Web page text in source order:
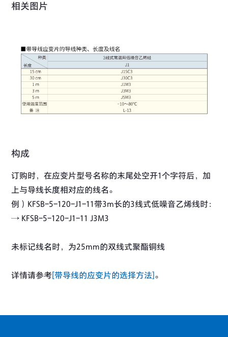
相关图片
构成
订购时，在应变片型号名称的末尾处空开1个字符后，加
上与导线长度相对应的线名。
例）KFSB-5-120-J1-11带3m长的3线式低噪音乙烯线时：
→ KFSB-5-120-J1-11 J3M3
未标记线名时，为25mm的双线式聚酯铜线
详情请参考[带导线的应变片的选择方法]。